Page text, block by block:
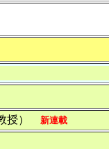
授） 新連載